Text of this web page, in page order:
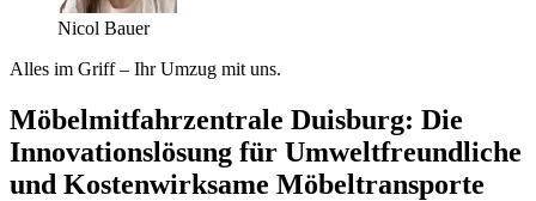
Nicol Bauer
Alles im Griff – Ihr Umzug mit uns.
Möbelmitfahrzentrale Duisburg: Die
Innovationslösung für Umweltfreundliche
und Kostenwirksame Möbeltransporte